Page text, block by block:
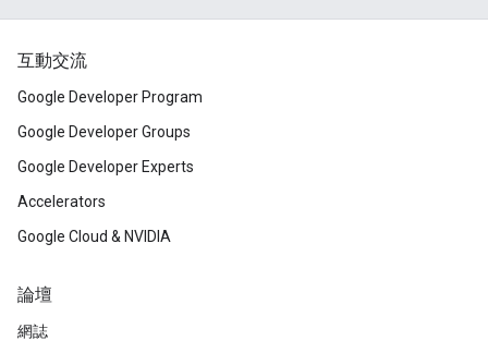
互動交流
Google Developer Program
Google Developer Groups
Google Developer Experts
Accelerators
Google Cloud & NVIDIA
論壇
網誌